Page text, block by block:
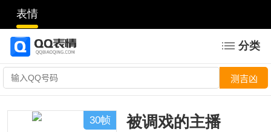
表情
分类
30帧 被调戏的主播